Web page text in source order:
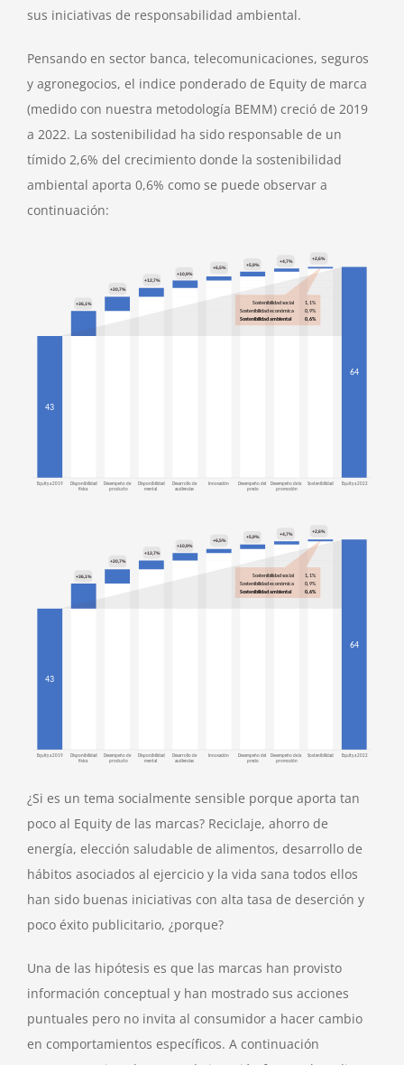
sus iniciativas de responsabilidad ambiental.
Pensando en sector banca, telecomunicaciones, seguros
y agronegocios, el indice ponderado de Equity de marca
(medido con nuestra metodología BEMM) creció de 2019
a 2022. La sostenibilidad ha sido responsable de un
tímido 2,6% del crecimiento donde la sostenibilidad
ambiental aporta 0,6% como se puede observar a
continuación:
¿Si es un tema socialmente sensible porque aporta tan
poco al Equity de las marcas? Reciclaje, ahorro de
energía, elección saludable de alimentos, desarrollo de
hábitos asociados al ejercicio y la vida sana todos ellos
han sido buenas iniciativas con alta tasa de deserción y
poco éxito publicitario, ¿porque?
Una de las hipótesis es que las marcas han provisto
información conceptual y han mostrado sus acciones
puntuales pero no invita al consumidor a hacer cambio
en comportamientos específicos. A continuación